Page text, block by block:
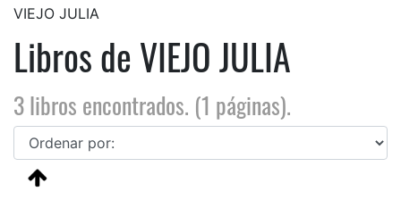
VIEJO JULIA
Libros de VIEJO JULIA
3 libros encontrados. (1 páginas).